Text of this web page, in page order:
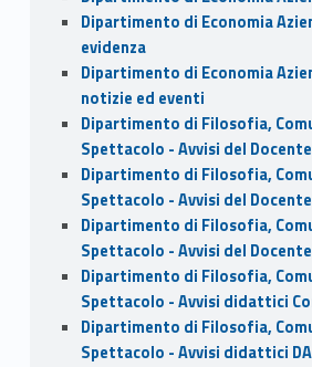
Dipartimento di Economia
evidenza
Dipartimento di Economia
notizie ed eventi
Dipartimento di Filosofia,
Spettacolo - Avvisi del
Dipartimento di Filosofia,
Spettacolo - Avvisi del Docente
Dipartimento di Filosofia,
Spettacolo - Avvisi del
Dipartimento di Filosofia,
Spettacolo - Avvisi didattici
Dipartimento di Filosofia,
Spettacolo - Avvisi didattici